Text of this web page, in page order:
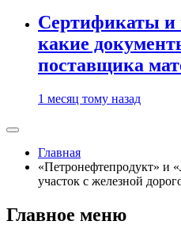
Сертификаты и
какие
поставщика
1 месяц тому назад
Главная
«Петронефтепродукт»
участок с железной
Главное меню